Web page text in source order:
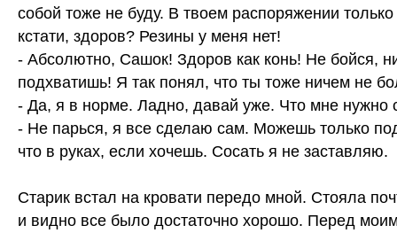
собой тоже не буду. В твоем распоряжении
кстати, здоров? Резины у меня нет!
- Абсолютно, Сашок! Здоров как конь! Не бойся,
подхватишь! Я так понял, что ты тоже ничем не
- Да, я в норме. Ладно, давай уже. Что мне нужно
- Не парься, я все сделаю сам. Можешь только
что в руках, если хочешь. Сосать я не заставляю.
Старик встал на кровати передо мной. Стояла
и видно все было достаточно хорошо. Перед